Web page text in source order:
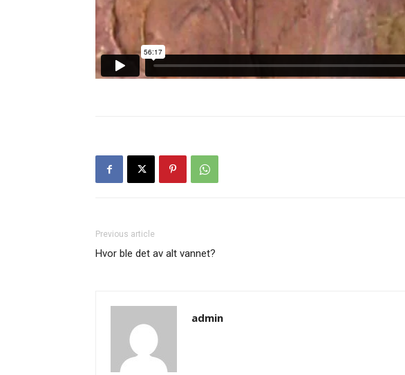
Previous article
Hvor ble det av alt vannet?
admin